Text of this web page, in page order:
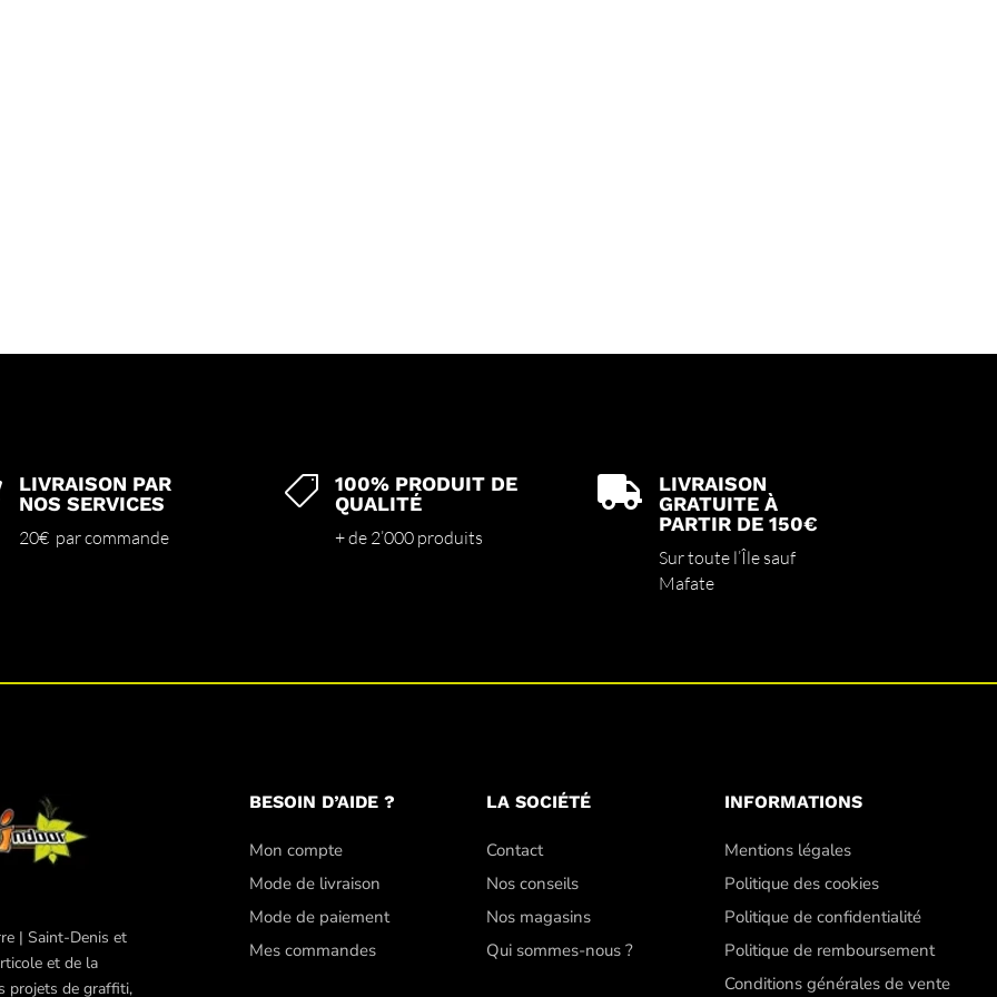
LIVRAISON PAR
NOS SERVICES
20€ par commande

100% PRODUIT DE
QUALITÉ
+ de 2’000 produits

LIVRAISON
GRATUITE À
PARTIR DE 150€
Sur toute l’Île sauf
Mafate
| Saint-Denis et
et de la
projets de graffiti,
BESOIN D’AIDE ?
Mon compte
Mode de livraison
Mode de paiement
Mes commandes
LA SOCIÉTÉ
Contact
Nos conseils
Nos magasins
Qui sommes-nous ?
INFORMATIONS
Mentions légales
Politique des cookies
Politique de confidentialité
Politique de remboursement
Conditions générales de vente